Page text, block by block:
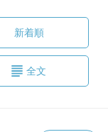
新着順
全文